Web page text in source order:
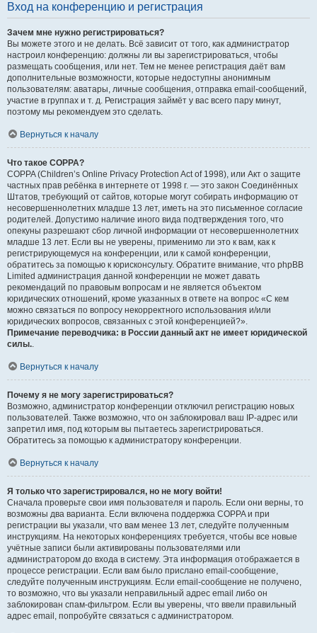
Вход на конференцию и регистрация
Зачем мне нужно регистрироваться?
Вы можете этого и не делать. Всё зависит от того, как администратор
настроил конференцию: должны ли вы зарегистрироваться, чтобы
размещать сообщения, или нет. Тем не менее регистрация даёт вам
дополнительные возможности, которые недоступны анонимным
пользователям: аватары, личные сообщения, отправка email-сообщений,
участие в группах и т. д. Регистрация займёт у вас всего пару минут,
поэтому мы рекомендуем это сделать.
Вернуться к началу
Что такое COPPA?
COPPA (Children’s Online Privacy Protection Act of 1998), или Акт о защите
частных прав ребёнка в интернете от 1998 г. — это закон Соединённых
Штатов, требующий от сайтов, которые могут собирать информацию от
несовершеннолетних младше 13 лет, иметь на это письменное согласие
родителей. Допустимо наличие иного вида подтверждения того, что
опекуны разрешают сбор личной информации от несовершеннолетних
младше 13 лет. Если вы не уверены, применимо ли это к вам, как к
регистрирующемуся на конференции, или к самой конференции,
обратитесь за помощью к юрисконсульту. Обратите внимание, что phpBB
Limited администрация данной конференции не может давать
рекомендаций по правовым вопросам и не является объектом
юридических отношений, кроме указанных в ответе на вопрос «С кем
можно связаться по вопросу некорректного использования и/или
юридических вопросов, связанных с этой конференцией?».
Примечание переводчика: в России данный акт не имеет юридической
силы..
Вернуться к началу
Почему я не могу зарегистрироваться?
Возможно, администратор конференции отключил регистрацию новых
пользователей. Также возможно, что он заблокировал ваш IP-адрес или
запретил имя, под которым вы пытаетесь зарегистрироваться.
Обратитесь за помощью к администратору конференции.
Вернуться к началу
Я только что зарегистрировался, но не могу войти!
Сначала проверьте свои имя пользователя и пароль. Если они верны, то
возможны два варианта. Если включена поддержка COPPA и при
регистрации вы указали, что вам менее 13 лет, следуйте полученным
инструкциям. На некоторых конференциях требуется, чтобы все новые
учётные записи были активированы пользователями или
администратором до входа в систему. Эта информация отображается в
процессе регистрации. Если вам было прислано email-сообщение,
следуйте полученным инструкциям. Если email-сообщение не получено,
то возможно, что вы указали неправильный адрес email либо он
заблокирован спам-фильтром. Если вы уверены, что ввели правильный
адрес email, попробуйте связаться с администратором.